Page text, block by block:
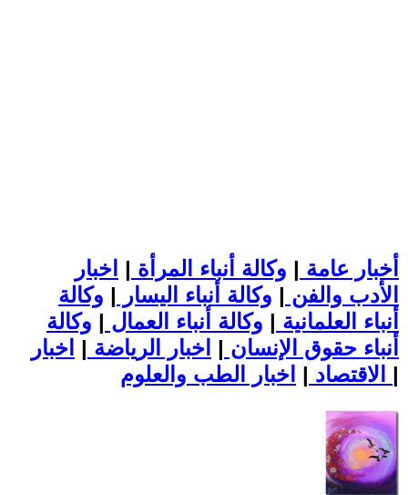
أخبار عامة | وكالة أنباء المرأة | اخبار
الأدب والفن | وكالة أنباء اليسار | وكالة
أنباء العلمانية | وكالة أنباء العمال | وكالة
أنباء حقوق الإنسان | اخبار الرياضة | اخبار
الاقتصاد | |